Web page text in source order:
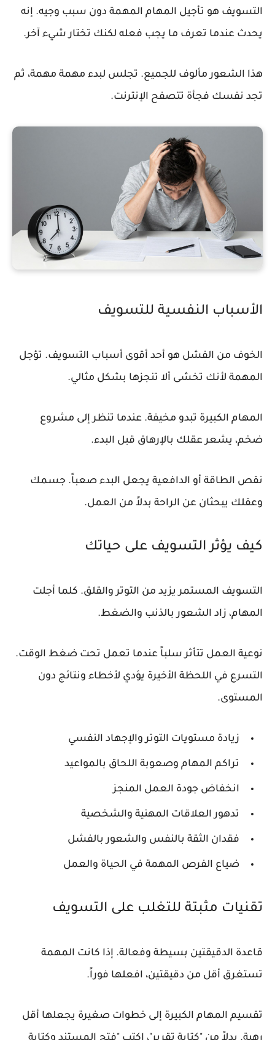
التسويف هو تأجيل المهام المهمة دون سبب وجيه. إنه
يحدث عندما تعرف ما يجب فعله لكنك تختار شيء آخر.
هذا الشعور مألوف للجميع. تجلس لبدء مهمة مهمة، ثم
تجد نفسك فجأة تتصفح الإنترنت.
الأسباب النفسية للتسويف
الخوف من الفشل هو أحد أقوى أسباب التسويف. تؤجل
المهمة لأنك تخشى ألا تنجزها بشكل مثالي.
المهام الكبيرة تبدو مخيفة. عندما تنظر إلى مشروع
ضخم، يشعر عقلك بالإرهاق قبل البدء.
نقص الطاقة أو الدافعية يجعل البدء صعباً. جسمك
وعقلك يبحثان عن الراحة بدلاً من العمل.
كيف يؤثر التسويف على حياتك
التسويف المستمر يزيد من التوتر والقلق. كلما أجلت
المهام، زاد الشعور بالذنب والضغط.
نوعية العمل تتأثر سلباً عندما تعمل تحت ضغط الوقت.
التسرع في اللحظة الأخيرة يؤدي لأخطاء ونتائج دون
المستوى.
زيادة مستويات التوتر والإجهاد النفسي
تراكم المهام وصعوبة اللحاق بالمواعيد
انخفاض جودة العمل المنجز
تدهور العلاقات المهنية والشخصية
فقدان الثقة بالنفس والشعور بالفشل
ضياع الفرص المهمة في الحياة والعمل
تقنيات مثبتة للتغلب على التسويف
قاعدة الدقيقتين بسيطة وفعالة. إذا كانت المهمة
تستغرق أقل من دقيقتين، افعلها فوراً.
تقسيم المهام الكبيرة إلى خطوات صغيرة يجعلها أقل